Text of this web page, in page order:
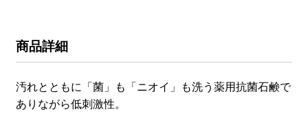
商品詳細
汚れとともに「菌」も「ニオイ」も洗う薬用抗菌石鹸で
ありながら低刺激性。